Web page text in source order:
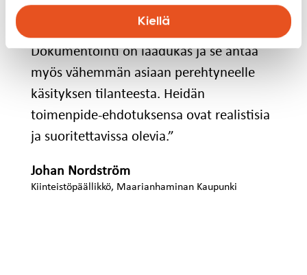
Kiellä
He ovat ammattilaisia, jotka tarjoavat
Dokumentointi on laadukas ja se antaa
myös vähemmän asiaan perehtyneelle
käsityksen tilanteesta. Heidän
toimenpide-ehdotuksensa ovat realistisia
ja suoritettavissa olevia.”
Johan Nordström
Kiinteistöpäällikkö, Maarianhaminan Kaupunki